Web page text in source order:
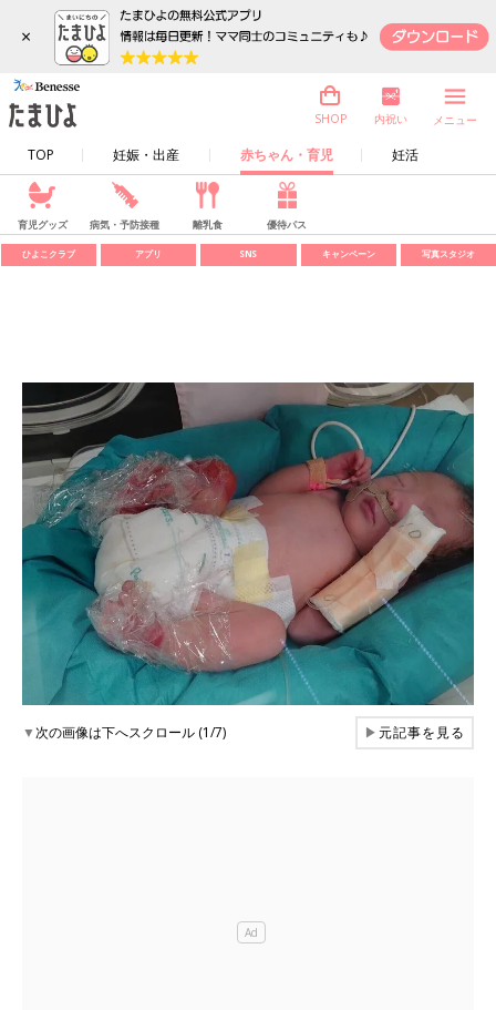
×
TOP 妊娠・出産 赤ちゃん・育児 妊活
SHOP 内祝い メニュー
育児グッズ 病気・予防接種 離乳食 優待パス
ひよこクラブ アプリ SNS キャンペーン 写真スタジオ
▼次の画像は下へスクロール (1/7) ▶元記事を見る